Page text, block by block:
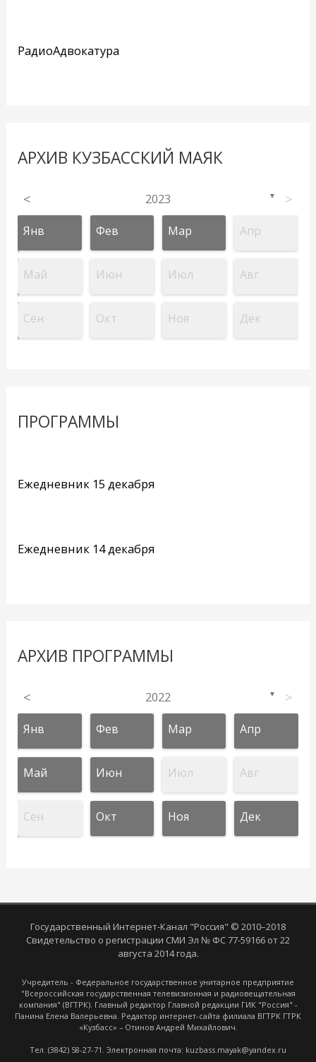
РадиоАдвокатура
АРХИВ КУЗБАССКИЙ МАЯК
< 2023 ▼ >
Янв Фев Мар Апр
Май Июн Июл Авг
Сен Окт Ноя Дек
ПРОГРАММЫ
Ежедневник 15 декабря
Ежедневник 14 декабря
АРХИВ ПРОГРАММЫ
< 2022 ▼ >
Янв Фев Мар Апр
Май Июн Июл Авг
Сен Окт Ноя Дек
Государственный Интернет-Канал "Россия" © 2010–2018
Свидетельство о регистрации СМИ Эл № ФС 77-59166 от 22
августа 2014 года.
Учредитель - Федеральное государственное унитарное предприятие
"Всероссийская государственная телевизионная и радиовещательная
компания" (ВГТРК). Главный редактор Главной редакции ГИК "Россия" -
Панина Елена Валерьевна. Редактор интернет-сайта филиала ВГТРК ГТРК
«Кузбасс» – Отинов Андрей Михайлович.
Тел. (3842) 58-27-71. Электронная почта: kuzbass.mayak@yandex.ru